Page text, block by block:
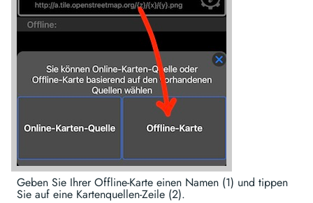
Geben Sie Ihrer Offline-Karte einen Namen (1) und tippen
Sie auf eine Kartenquellen-Zeile (2).